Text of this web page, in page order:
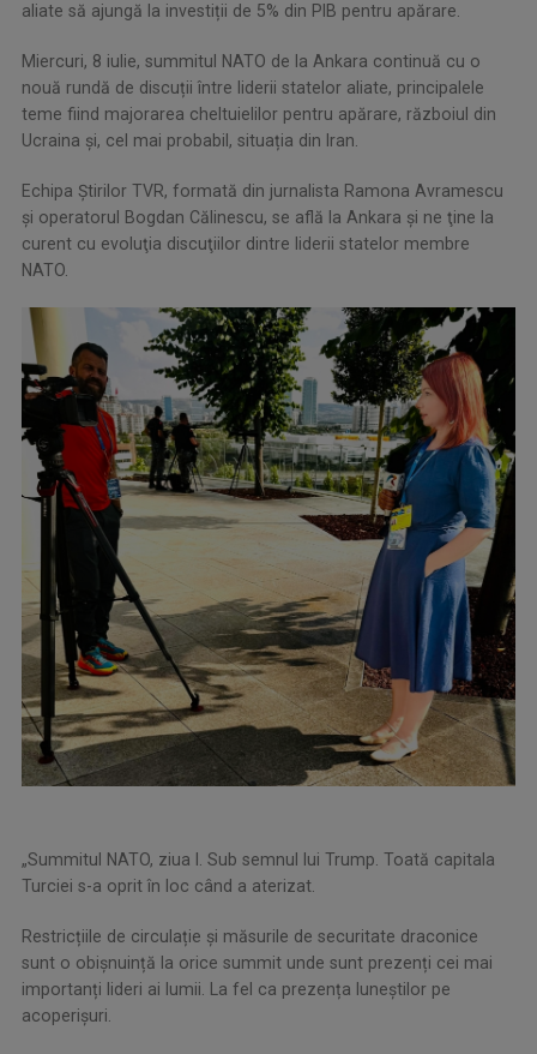
aliate să ajungă la investiții de 5% din PIB pentru apărare.
Miercuri, 8 iulie, summitul NATO de la Ankara continuă cu o
nouă rundă de discuții între liderii statelor aliate, principalele
teme fiind majorarea cheltuielilor pentru apărare, războiul din
Ucraina și, cel mai probabil, situația din Iran.
Echipa Ştirilor TVR, formată din jurnalista Ramona Avramescu
şi operatorul Bogdan Călinescu, se află la Ankara şi ne ţine la
curent cu evoluţia discuţiilor dintre liderii statelor membre
NATO.
„Summitul NATO, ziua I. Sub semnul lui Trump. Toată capitala
Turciei s-a oprit în loc când a aterizat.
Restricțiile de circulație și măsurile de securitate draconice
sunt o obișnuință la orice summit unde sunt prezenți cei mai
importanți lideri ai lumii. La fel ca prezența luneștilor pe
acoperișuri.